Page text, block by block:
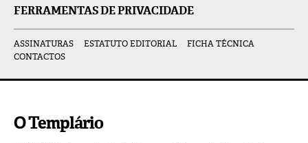
FERRAMENTAS DE PRIVACIDADE
ASSINATURAS ESTATUTO EDITORIAL
FICHA TÉCNICA
CONTACTOS
O Templário